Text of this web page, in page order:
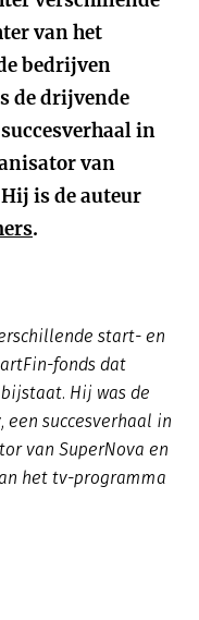
van het
bedrijven
de drijvende
in
van
Hij is de auteur
.
start- en
fonds dat
Hij was de
succesverhaal in
van SuperNova en
het tv-programma